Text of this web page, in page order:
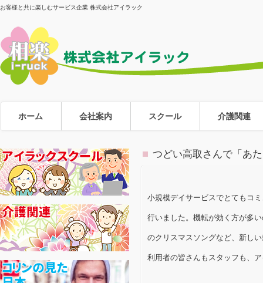
お客様と共に楽しむサービス企業 株式会社アイラック
ホーム 会社案内 スクール 介護関連
つどい高取さんで「あ
小規模デイサービスでとてもコ
行いました。機転が効く方が多
のクリスマスソングなど、新し
利用者の皆さんもスタッフも、